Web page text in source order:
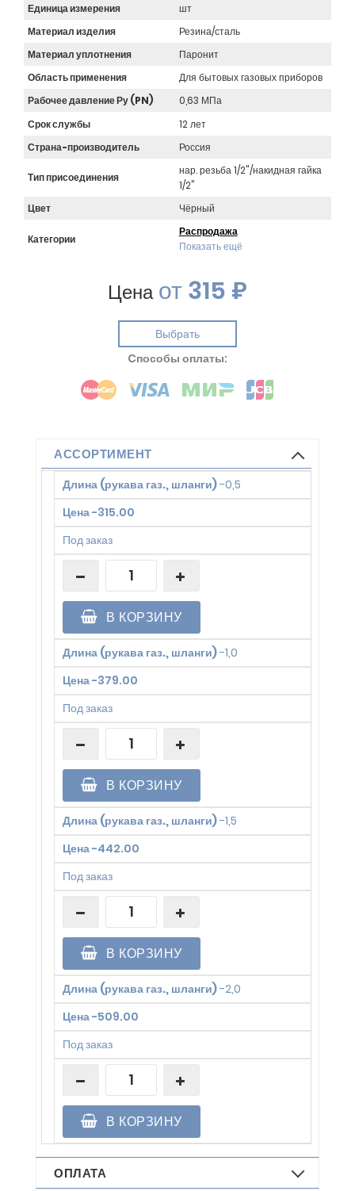
Единица измерения
шт
Материал изделия
Резина/сталь
Материал уплотнения
Паронит
Область применения
Для бытовых газовых приборов
Рабочее давление Ру (PN)
0,63 МПа
Срок службы
12 лет
Страна-производитель
Россия
Тип присоединения
нар. резьба 1/2"/накидная гайка
1/2"
Цвет
Чёрный
Категории
Распродажа
Показать ещё
Ценаот315 ₽
Выбрать
Cпособы оплаты:
АССОРТИМЕНТ
Длина (рукава газ., шланги)-0,5
Цена-315.00
Под заказ
В КОРЗИНУ
Длина (рукава газ., шланги)-1,0
Цена-379.00
Под заказ
В КОРЗИНУ
Длина (рукава газ., шланги)-1,5
Цена-442.00
Под заказ
В КОРЗИНУ
Длина (рукава газ., шланги)-2,0
Цена-509.00
Под заказ
В КОРЗИНУ
ОПЛАТА